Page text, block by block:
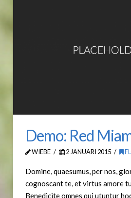
Demo: Red
WIEBE 2 JANUARI 2015
Domine, quaesumus, per nos,
cognoscant te, et virtus amore
Benedicite omnes qui utuntur